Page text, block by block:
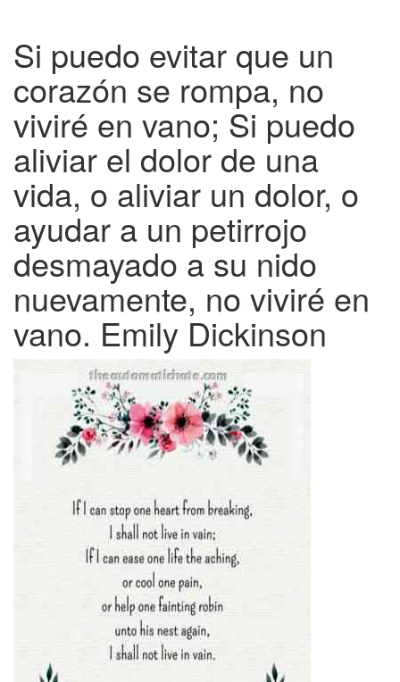
Si puedo evitar que un
corazón se rompa, no
viviré en vano; Si puedo
aliviar el dolor de una
vida, o aliviar un dolor, o
ayudar a un petirrojo
desmayado a su nido
nuevamente, no viviré en
vano. Emily Dickinson